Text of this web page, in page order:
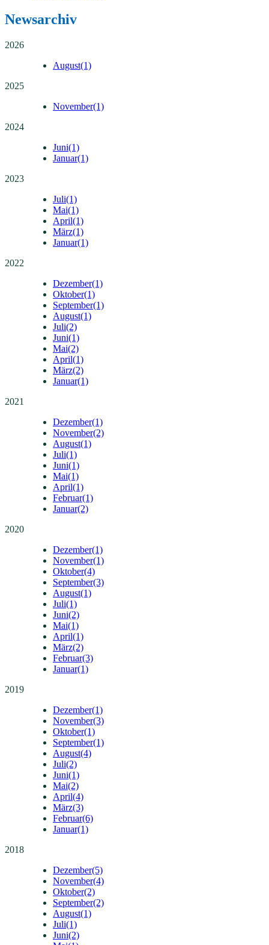
Newsarchiv
2026
August(1)
2025
November(1)
2024
Juni(1)
Januar(1)
2023
Juli(1)
Mai(1)
April(1)
März(1)
Januar(1)
2022
Dezember(1)
Oktober(1)
September(1)
August(1)
Juli(2)
Juni(1)
Mai(2)
April(1)
März(2)
Januar(1)
2021
Dezember(1)
November(2)
August(1)
Juli(1)
Juni(1)
Mai(1)
April(1)
Februar(1)
Januar(2)
2020
Dezember(1)
November(1)
Oktober(4)
September(3)
August(1)
Juli(1)
Juni(2)
Mai(1)
April(1)
März(2)
Februar(3)
Januar(1)
2019
Dezember(1)
November(3)
Oktober(1)
September(1)
August(4)
Juli(2)
Juni(1)
Mai(2)
April(4)
März(3)
Februar(6)
Januar(1)
2018
Dezember(5)
November(4)
Oktober(2)
September(2)
August(1)
Juli(1)
Juni(2)